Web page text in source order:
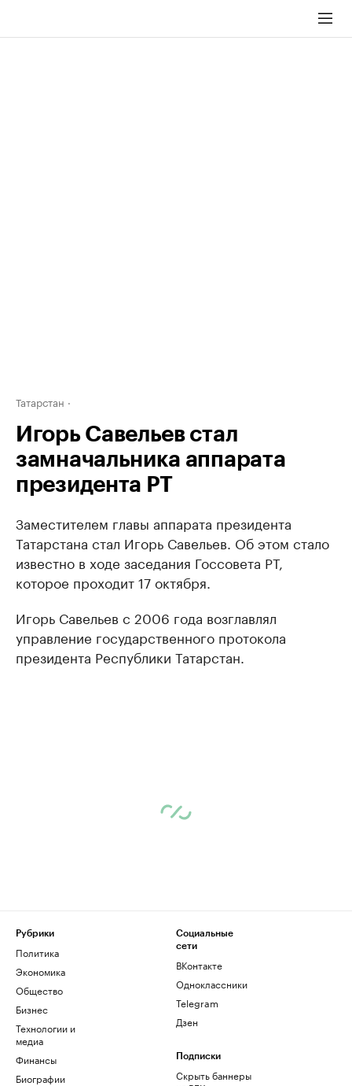
Татарстан
Игорь Савельев стал
замначальника аппарата
президента РТ
Заместителем главы аппарата президента
Татарстана стал Игорь Савельев. Об этом стало
известно в ходе заседания Госсовета РТ,
которое проходит 17 октября.
Игорь Савельев с 2006 года возглавлял
управление государственного протокола
президента Республики Татарстан.
Рубрики
Политика
Экономика
Общество
Бизнес
Технологии и
медиа
Финансы
Биографии
Социальные
сети
ВКонтакте
Одноклассники
Telegram
Дзен
Подписки
Скрыть баннеры